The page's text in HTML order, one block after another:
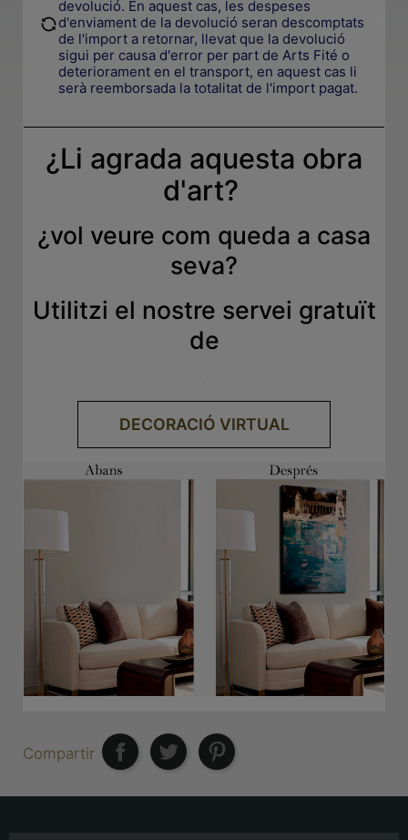
devolució. En aquest cas, les despeses
d'enviament de la devolució seran descomptats
de l'import a retornar, llevat que la devolució
sigui per causa d'error per part de Arts Fité o
deteriorament en el transport, en aquest cas li
serà reemborsada la totalitat de l'import pagat.
¿Li agrada aquesta obra
d'art?
¿vol veure com queda a casa
seva?
Utilitzi el nostre servei gratuït
de
DECORACIÓ VIRTUAL
Compartir